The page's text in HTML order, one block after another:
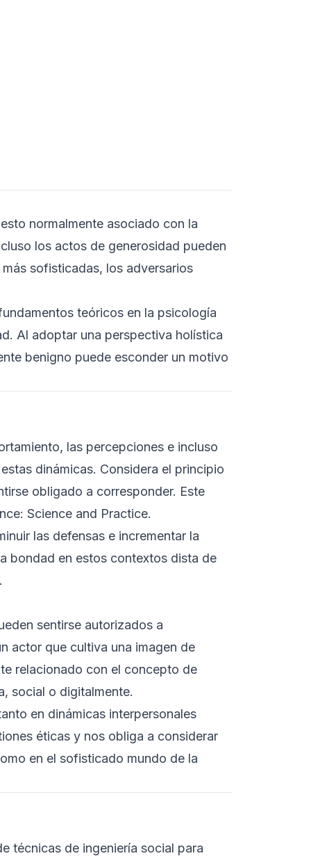
normalmente asociado con la
los actos de generosidad pueden
sofisticadas, los adversarios
teóricos en la psicología
Al adoptar una perspectiva holística
benigno puede esconder un motivo
las percepciones e incluso
dinámicas. Considera el principio
obligado a corresponder. Este
Science and Practice.
las defensas e incrementar la
bondad en estos contextos dista de
sentirse autorizados a
actor que cultiva una imagen de
relacionado con el concepto de
social o digitalmente.
en dinámicas interpersonales
éticas y nos obliga a considerar
en el sofisticado mundo de la
técnicas de ingeniería social para